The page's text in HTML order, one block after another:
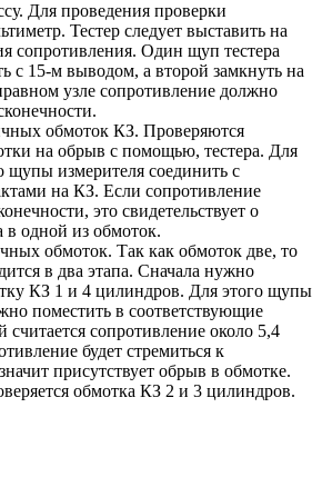
Для проведения проверки
Тестер следует выставить на
сопротивления. Один щуп тестера
с 15-м выводом, а второй замкнуть на
узле сопротивление должно
обмоток КЗ. Проверяются
на обрыв с помощью, тестера. Для
щупы измерителя соединить с
на КЗ. Если сопротивление
это свидетельствует о
одной из обмоток.
обмоток. Так как обмоток две, то
в два этапа. Сначала нужно
КЗ 1 и 4 цилиндров. Для этого щупы
поместить в соответствующие
сопротивление около 5,4
будет стремиться к
присутствует обрыв в обмотке.
обмотка КЗ 2 и 3 цилиндров.